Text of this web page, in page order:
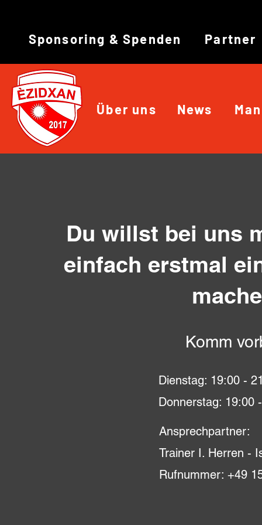
Sponsoring & Spenden Partner
Über uns News
Du willst bei uns
einfach erstmal
Komm
Dienstag: 19:00 -
Donnerstag: 19:00
Ansprechpartner:
Trainer I. Herren -
Rufnummer: +49